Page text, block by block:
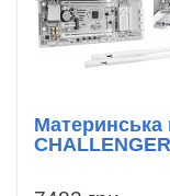
Материнська